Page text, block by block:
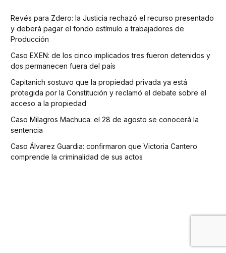
Revés para Zdero: la Justicia rechazó el recurso presentado
y deberá pagar el fondo estímulo a trabajadores de
Producción
Caso EXEN: de los cinco implicados tres fueron detenidos y
dos permanecen fuera del país
Capitanich sostuvo que la propiedad privada ya está
protegida por la Constitución y reclamó el debate sobre el
acceso a la propiedad
Caso Milagros Machuca: el 28 de agosto se conocerá la
sentencia
Caso Álvarez Guardia: confirmaron que Victoria Cantero
comprende la criminalidad de sus actos